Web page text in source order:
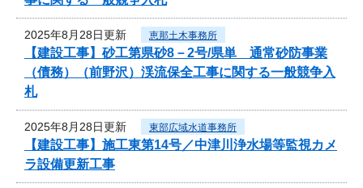
2025年8月28日更新 恵那土木事務所
【建設工事】砂工第県砂8－2号/県単 通常砂防事業
（債務）（前野沢）渓流保全工事に関する一般競争入
札
2025年8月28日更新 東部広域水道事務所
【建設工事】施工東第14号／中津川浄水場等監視カメ
ラ設備更新工事